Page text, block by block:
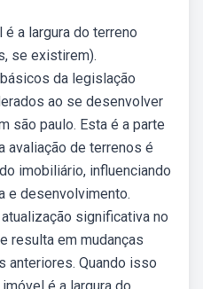
a largura do terreno
se existirem).
da legislação
ao se desenvolver
são paulo. Esta é a parte
avaliação de terrenos é
imobiliário, influenciando
e desenvolvimento.
significativa no
resulta em mudanças
anteriores. Quando isso